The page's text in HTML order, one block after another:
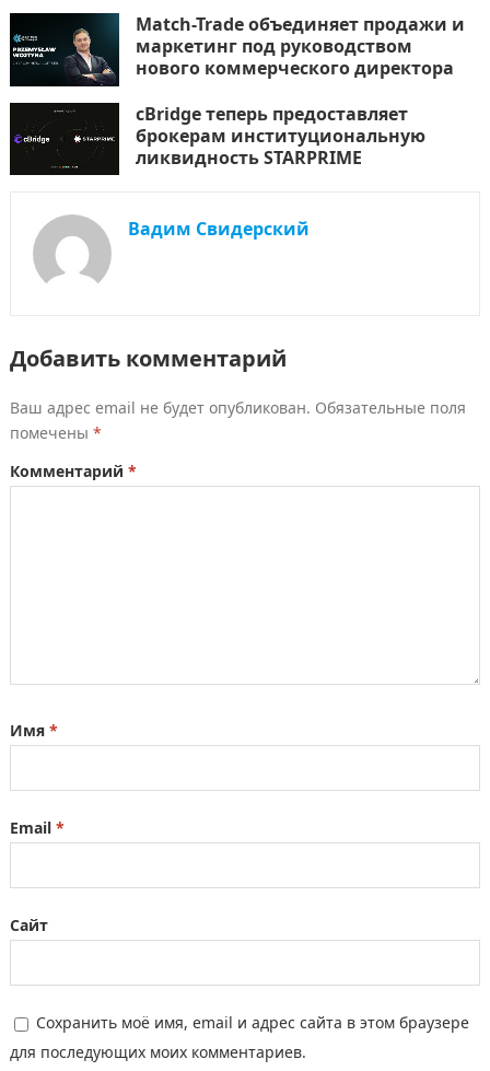
Match-Trade объединяет продажи и
маркетинг под руководством
нового коммерческого директора
cBridge теперь предоставляет
брокерам институциональную
ликвидность STARPRIME
Вадим Свидерский
Добавить комментарий
Ваш адрес email не будет опубликован. Обязательные поля
помечены *
Комментарий *
Имя *
Email *
Сайт
Сохранить моё имя, email и адрес сайта в этом браузере
для последующих моих комментариев.